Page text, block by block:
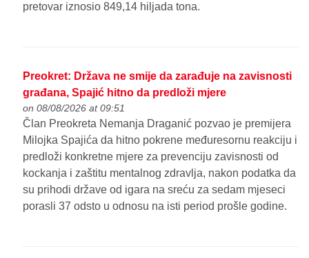
pretovar iznosio 849,14 hiljada tona.
Preokret: Država ne smije da zarađuje na zavisnosti
građana, Spajić hitno da predloži mjere
on 08/08/2026 at 09:51
Član Preokreta Nemanja Draganić pozvao je premijera
Milojka Spajića da hitno pokrene međuresornu reakciju i
predloži konkretne mjere za prevenciju zavisnosti od
kockanja i zaštitu mentalnog zdravlja, nakon podatka da
su prihodi države od igara na sreću za sedam mjeseci
porasli 37 odsto u odnosu na isti period prošle godine.